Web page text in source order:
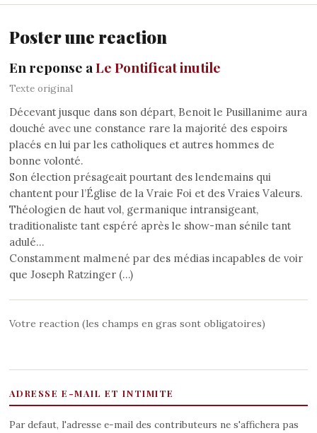
Poster une reaction
En reponse aLe Pontificat inutile
Texte original
Décevant jusque dans son départ, Benoit le Pusillanime aura
douché avec une constance rare la majorité des espoirs
placés en lui par les catholiques et autres hommes de
bonne volonté.
Son élection présageait pourtant des lendemains qui
chantent pour l’Église de la Vraie Foi et des Vraies Valeurs.
Théologien de haut vol, germanique intransigeant,
traditionaliste tant espéré après le show-man sénile tant
adulé…
Constamment malmené par des médias incapables de voir
que Joseph Ratzinger (…)
Votre reaction (les champs en gras sont obligatoires)
ADRESSE E-MAIL ET INTIMITE
Par defaut, l'adresse e-mail des contributeurs ne s'affichera pas